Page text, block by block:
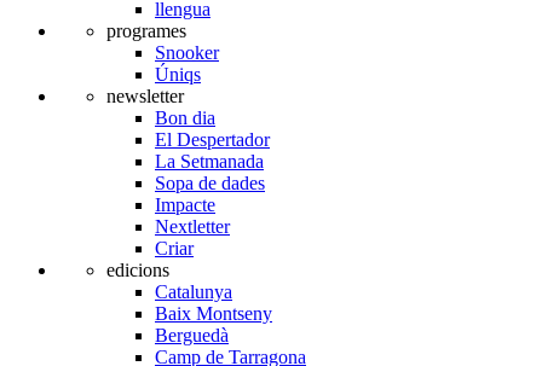
llengua
programes
Snooker
Úniqs
newsletter
Bon dia
El Despertador
La Setmanada
Sopa de dades
Impacte
Nextletter
Criar
edicions
Catalunya
Baix Montseny
Berguedà
Camp de Tarragona